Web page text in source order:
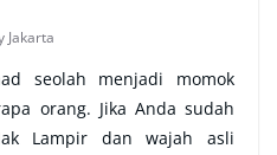
Jakarta
seolah menjadi momok
orang. Jika Anda sudah
Lampir dan wajah asli